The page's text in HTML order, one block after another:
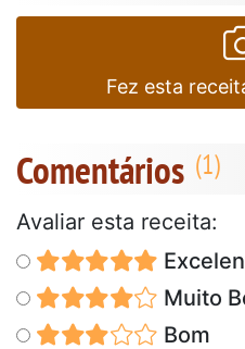
Fez esta
Comentários
Avaliar esta receita:
Muito
Bom